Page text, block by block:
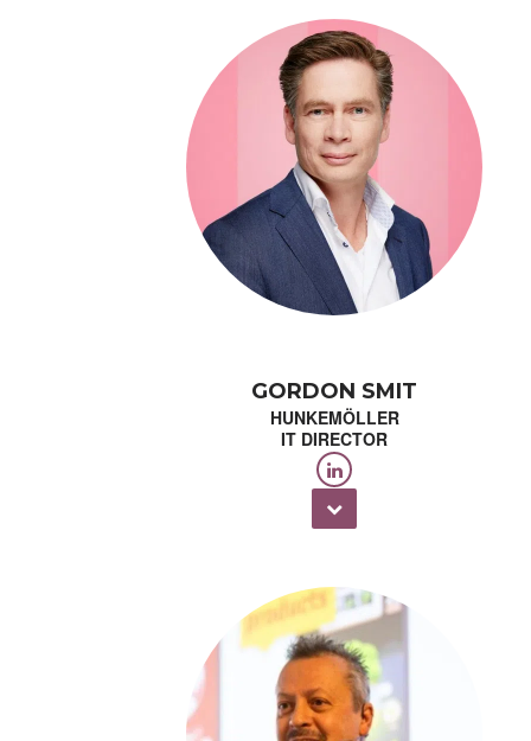
10:50 - 11:20
11:20 - 11:45
11:45 - 12:10
GORDON SMIT
HUNKEMÖLLER
IT DIRECTOR